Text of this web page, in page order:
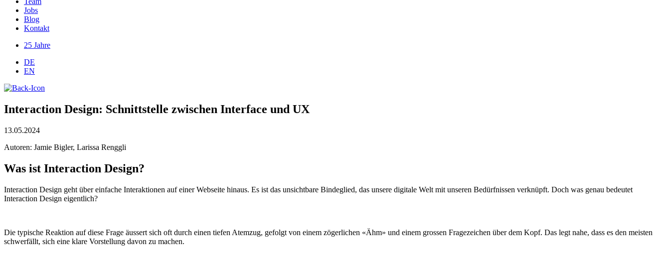
Jobs
Blog
Kontakt
25 Jahre
DE
EN
Interaction Design: Schnittstelle zwischen Interface und UX
13.05.2024
Autoren: Jamie Bigler, Larissa Renggli
Was ist Interaction Design?
Interaction Design geht über einfache Interaktionen auf einer Webseite hinaus. Es ist das unsichtbare Bindeglied, das unsere digitale Welt mit unseren Bedürfnissen verknüpft. Doch was genau bedeutet
Interaction Design eigentlich?
Die typische Reaktion auf diese Frage äussert sich oft durch einen tiefen Atemzug, gefolgt von einem zögerlichen «Ähm» und einem grossen Fragezeichen über dem Kopf. Das legt nahe, dass es den meisten
schwerfällt, sich eine klare Vorstellung davon zu machen.